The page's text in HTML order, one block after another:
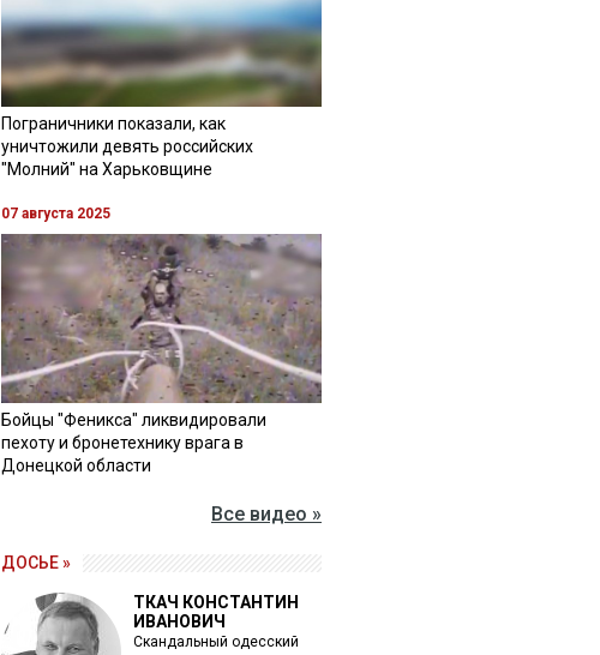
Пограничники показали, как
уничтожили девять российских
"Молний" на Харьковщине
07 августа 2025
Бойцы "Феникса" ликвидировали
пехоту и бронетехнику врага в
Донецкой области
Все видео »
ДОСЬЕ »
ТКАЧ КОНСТАНТИН
ИВАНОВИЧ
Скандальный одесский